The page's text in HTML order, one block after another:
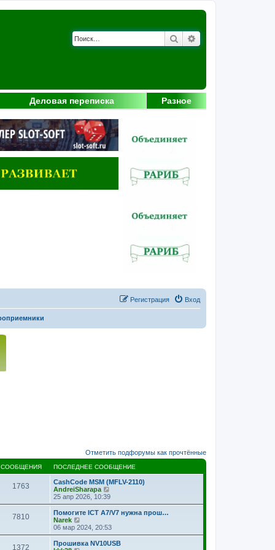
Поиск
Деловая переписка Разное
Вход
Регистрация
Отметить подфорумы как прочтённые
СООБЩЕНИЯ ПОСЛЕДНЕЕ СООБЩЕНИЕ
1763
CashCode MSM (MFLV-2110)
AndreiSharapa
е
р
е
т
к
п
25 апр 2026, 10:39
7810
Помогите ICT A7/V7 нужна прош…
Narek
е
р
е
06 мар 2024, 20:53
1372
Прошивка NV10USB